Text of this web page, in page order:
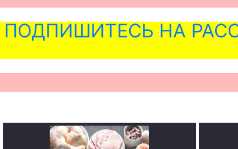
ПОДПИШИТЕСЬ НА